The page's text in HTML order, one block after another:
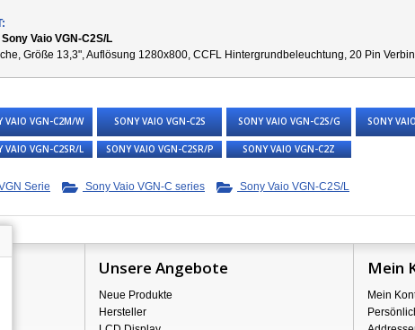
Vaio VGN-C2S/L
Größe 13,3", Auflösung 1280x800, CCFL Hintergrundbeleuchtung, 20 Pin
VAIO VGN-C2M/W SONY VAIO VGN-C2S SONY VAIO VGN-C2S/G SONY
VAIO VGN-C2SR/L SONY VAIO VGN-C2SR/P SONY VAIO VGN-C2Z
Serie Sony Vaio VGN-C series Sony Vaio VGN-C2S/L
Unsere Angebote
Neue Produkte
Hersteller
Mein
Mein